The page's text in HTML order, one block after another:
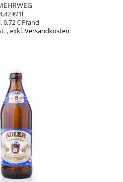
€/1l
0,72 €
,exkl.Versandkosten